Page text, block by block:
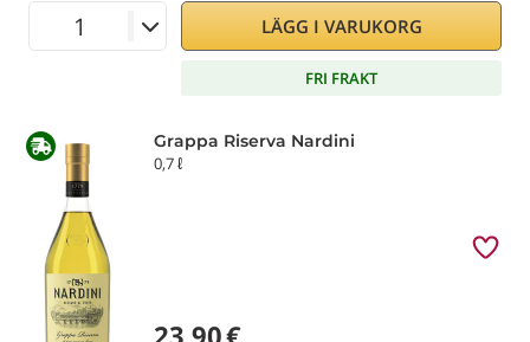
LÄGG I VARUKORG
FRI FRAKT
Grappa Riserva Nardini
0,7 ℓ
23,90€